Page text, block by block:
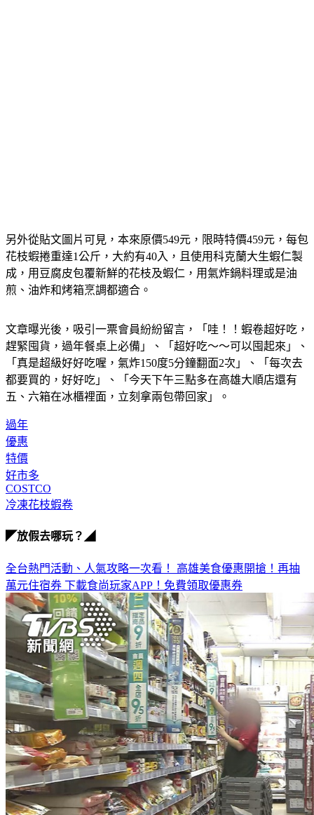
另外從貼文圖片可見，本來原價549元，限時特價459元，每包
花枝蝦捲重達1公斤，大約有40入，且使用科克蘭大生蝦仁製
成，用豆腐皮包覆新鮮的花枝及蝦仁，用氣炸鍋料理或是油
煎、油炸和烤箱烹調都適合。
文章曝光後，吸引一票會員紛紛留言，「哇！！蝦卷超好吃，
趕緊囤貨，過年餐桌上必備」、「超好吃～～可以囤起來」、
「真是超級好好吃喔，氣炸150度5分鐘翻面2次」、「每次去
都要買的，好好吃」、「今天下午三點多在高雄大順店還有
五、六箱在冰櫃裡面，立刻拿兩包帶回家」。
過年
優惠
特價
好市多
COSTCO
冷凍花枝蝦卷
◤放假去哪玩？◢
全台熱門活動、人氣攻略一次看！ 高雄美食優惠開搶！再抽
萬元住宿券 下載食尚玩家APP！免費領取優惠券